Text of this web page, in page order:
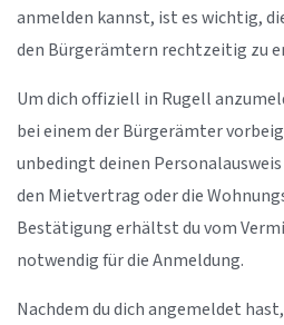
anmelden kannst, ist es wichtig,
den Bürgerämtern rechtzeitig zu
Um dich offiziell in Rugell
bei einem der Bürgerämter
unbedingt deinen
den Mietvertrag oder die
Bestätigung erhältst du vom
notwendig für die Anmeldung.
Nachdem du dich angemeldet